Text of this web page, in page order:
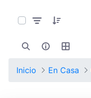
Inicio En Casa